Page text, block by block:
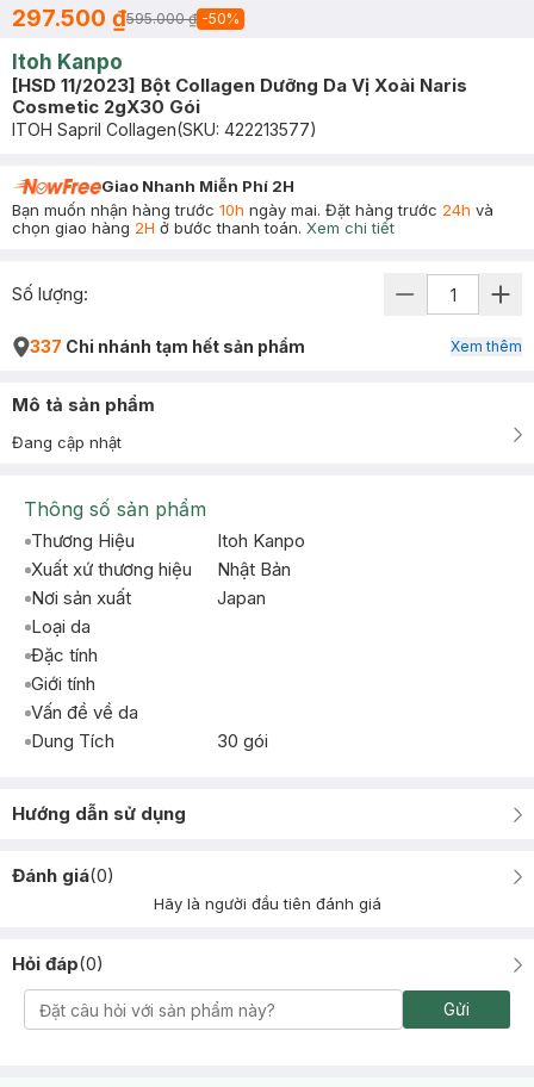
297.500 ₫595.000 ₫ -50%
Itoh Kanpo
[HSD 11/2023] Bột Collagen Dưỡng Da Vị Xoài Naris
Cosmetic 2gX30 Gói
ITOH Sapril Collagen(SKU: 422213577)
Giao Nhanh Miễn Phí 2H
Bạn muốn nhận hàng trước 10h ngày mai. Đặt hàng trước 24h và
chọn giao hàng 2H ở bước thanh toán. Xem chi tiết
Số lượng:
337 Chi nhánh tạm hết sản phẩm Xem thêm
Mô tả sản phẩm
Đang cập nhật
Thông số sản phẩm
Thương Hiệu
Itoh Kanpo
Xuất xứ thương hiệu
Nhật Bản
Nơi sản xuất
Japan
Loại da
Đặc tính
Giới tính
Vấn đề về da
Dung Tích
30 gói
Hướng dẫn sử dụng
Đánh giá(0)
Hãy là người đầu tiên đánh giá
Hỏi đáp(0)
Gửi